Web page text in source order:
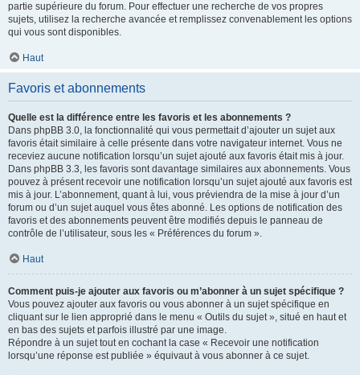
partie supérieure du forum. Pour effectuer une recherche de vos propres
sujets, utilisez la recherche avancée et remplissez convenablement les options
qui vous sont disponibles.
Haut
Favoris et abonnements
Quelle est la différence entre les favoris et les abonnements ?
Dans phpBB 3.0, la fonctionnalité qui vous permettait d’ajouter un sujet aux
favoris était similaire à celle présente dans votre navigateur internet. Vous ne
receviez aucune notification lorsqu’un sujet ajouté aux favoris était mis à jour.
Dans phpBB 3.3, les favoris sont davantage similaires aux abonnements. Vous
pouvez à présent recevoir une notification lorsqu’un sujet ajouté aux favoris est
mis à jour. L’abonnement, quant à lui, vous préviendra de la mise à jour d’un
forum ou d’un sujet auquel vous êtes abonné. Les options de notification des
favoris et des abonnements peuvent être modifiés depuis le panneau de
contrôle de l’utilisateur, sous les « Préférences du forum ».
Haut
Comment puis-je ajouter aux favoris ou m’abonner à un sujet spécifique ?
Vous pouvez ajouter aux favoris ou vous abonner à un sujet spécifique en
cliquant sur le lien approprié dans le menu « Outils du sujet », situé en haut et
en bas des sujets et parfois illustré par une image.
Répondre à un sujet tout en cochant la case « Recevoir une notification
lorsqu’une réponse est publiée » équivaut à vous abonner à ce sujet.